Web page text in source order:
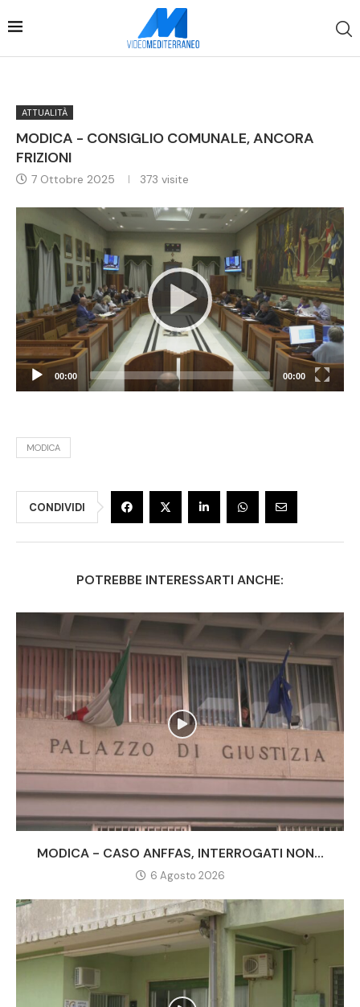
ATTUALITÀ
MODICA - CONSIGLIO COMUNALE, ANCORA
FRIZIONI
7 Ottobre 2025 373 visite
Video
Player
00:00 00:00
MODICA
CONDIVIDI
POTREBBE INTERESSARTI ANCHE:
MODICA - CASO ANFFAS, INTERROGATI NON...
6 Agosto 2026